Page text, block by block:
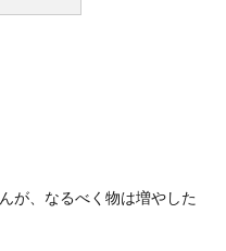
が、なるべく物は増やした